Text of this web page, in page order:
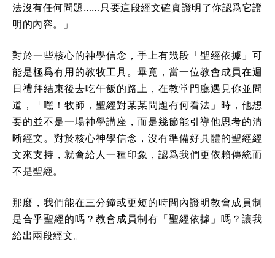
法沒有任何問題……只要這段經文確實證明了你認爲它證
明的內容。」
對於一些核心的神學信念，手上有幾段「聖經依據」可
能是極爲有用的教牧工具。畢竟，當一位教會成員在週
日禮拜結束後去吃午飯的路上，在教堂門廳遇見你並問
道，「嘿！牧師，聖經對某某問題有何看法」時，他想
要的並不是一場神學講座，而是幾節能引導他思考的清
晰經文。對於核心神學信念，沒有準備好具體的聖經經
文來支持，就會給人一種印象，認爲我們更依賴傳統而
不是聖經。
那麼，我們能在三分鐘或更短的時間內證明教會成員制
是合乎聖經的嗎？教會成員制有「聖經依據」嗎？讓我
給出兩段經文。